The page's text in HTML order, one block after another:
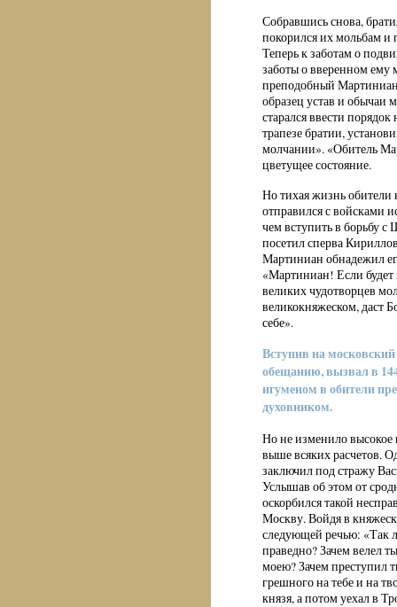
Собравшись снова,
покорился их мольбам и
Теперь к заботам о
заботы о вверенном ему
преподобный
образец устав и обычаи
старался ввести
трапезе братии,
молчании». «Обитель
цветущее состояние.
Но тихая жизнь
отправился с войсками
чем вступить в борьбу с
посетил сперва
Мартиниан обнадежил
«Мартиниан! Если
великих чудотворцев
великокняжеском, даст
себе».
Вступив на
обещанию, вызвал в
игуменом в обители
духовником.
Но не изменило высокое
выше всяких расчетов.
заключил под стражу
Услышав об этом от
оскорбился такой
Москву. Войдя в
следующей речью: «Так
праведно? Зачем велел
моею? Зачем преступил
грешного на тебе и на
князя, а потом уехал в